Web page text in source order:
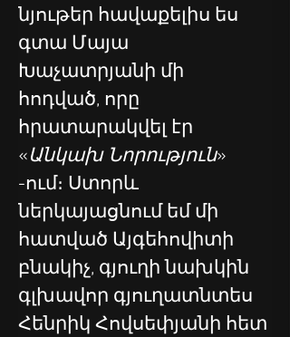
նյութեր հավաքելիս ես
գտա Մայա
Խաչատրյանի մի
հոդված, որը
հրատարակվել էր
«Անկախ Նորություն»
-ում։ Ստորև
ներկայացնում եմ մի
հատված Այգեհովիտի
բնակիչ, գյուղի նախկին
գլխավոր գյուղատնտես
Հենրիկ Հովսեփյանի հետ